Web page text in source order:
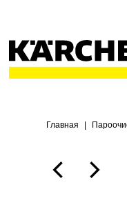
Главная |